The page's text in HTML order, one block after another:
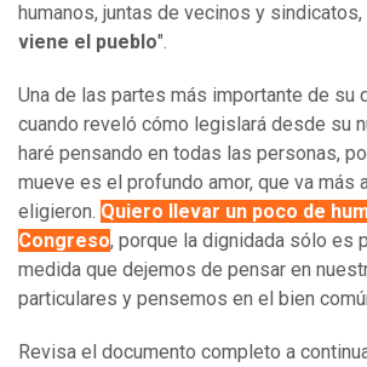
humanos, juntas de vecinos y sindicatos,
viene el pueblo".
Una de las partes más importante de su
cuando reveló cómo legislará desde su
haré pensando en todas las personas,
mueve es el profundo amor, que va más
eligieron. Quiero llevar un poco de
Congreso, porque la dignidada sólo es
medida que dejemos de pensar en
particulares y pensemos en el bien
Revisa el documento completo a